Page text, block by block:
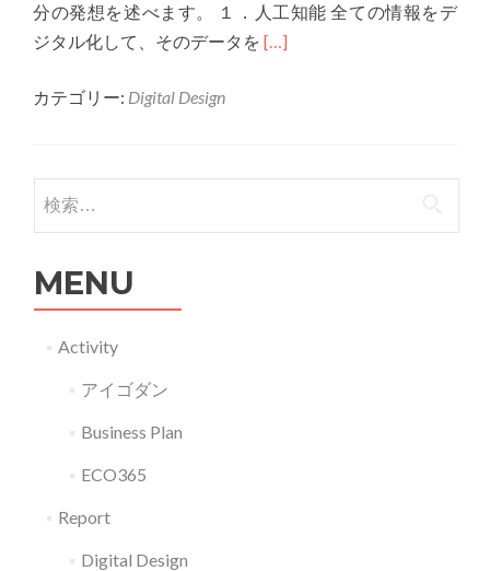
分の発想を述べます。 １．人工知能 全ての情報をデ
ジタル化して、そのデータを Read
[…]
カテゴリー: Digital Design
検索:
MENU
Activity
アイゴダン
Business Plan
ECO365
Report
Digital Design